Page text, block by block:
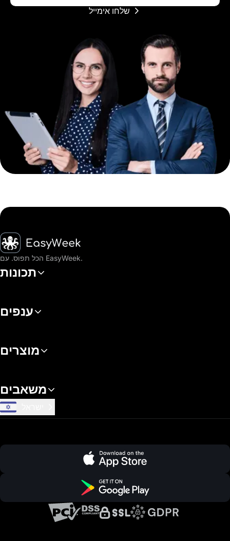
שלחו אימייל
דף הבית
הכל תפוס. עם EasyWeek.
תכונות
ענפים
מוצרים
משאבים